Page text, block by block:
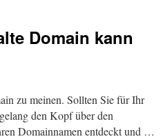
Domain kann
zu meinen. Sollten Sie für Ihr
den Kopf über den
Domainnamen entdeckt und …